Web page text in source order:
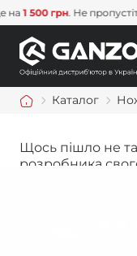
1 500 грн. Не пропустіть
Каталог
Щось пішло не
розробника